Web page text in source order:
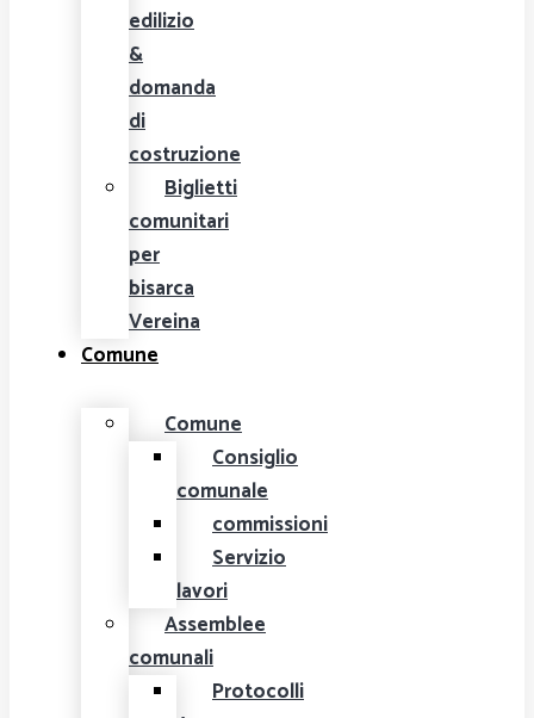
edilizio
&
domanda
di
costruzione
Biglietti
comunitari
per
bisarca
Vereina
Comune
Comune
Consiglio
comunale
commissioni
Servizio
lavori
Assemblee
comunali
Protocolli